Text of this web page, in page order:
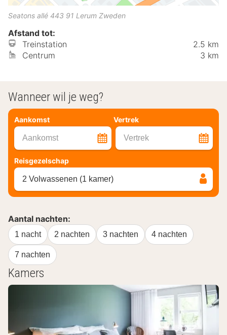
Seatons allé 443 91 Lerum Zweden
Afstand tot:
Treinstation
2.5 km
Centrum
3 km
Wanneer wil je weg?
Aankomst Vertrek
Aankomst Vertrek
Reisgezelschap
2 Volwassenen (1 kamer)
Aantal nachten:
1 nacht 2 nachten 3 nachten 4 nachten
7 nachten
Kamers